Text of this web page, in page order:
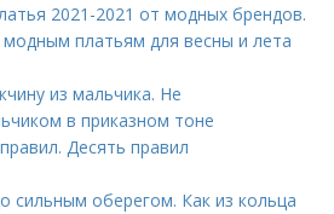
2021-2021 от модных брендов.
платьям для весны и лета
из мальчика. Не
в приказном тоне
Десять правил
сильным оберегом. Как из кольца